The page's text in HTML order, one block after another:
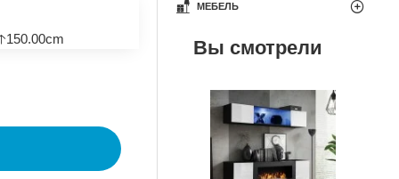
МЕБЕЛЬ
Вы смотрели